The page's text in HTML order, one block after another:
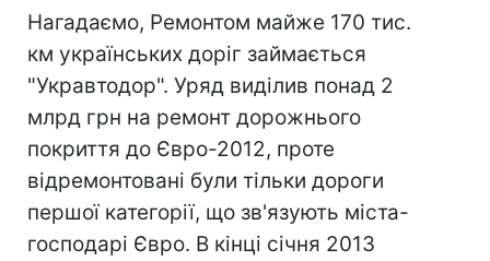
Нагадаємо, Ремонтом майже 170 тис.
км українських доріг займається
"Укравтодор". Уряд виділив понад 2
млрд грн на ремонт дорожнього
покриття до Євро-2012, проте
відремонтовані були тільки дороги
першої категорії, що зв'язують міста-
господарі Євро. В кінці січня 2013